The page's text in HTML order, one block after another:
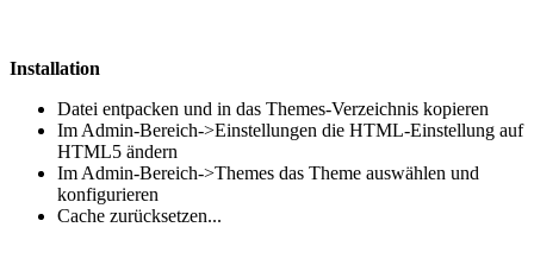
Installation
Datei entpacken und in das Themes-Verzeichnis kopieren
Im Admin-Bereich->Einstellungen die HTML-Einstellung auf
HTML5 ändern
Im Admin-Bereich->Themes das Theme auswählen und
konfigurieren
Cache zurücksetzen...